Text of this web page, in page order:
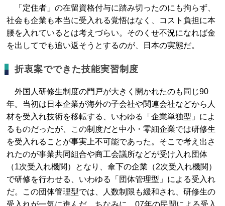
「定住者」の在留資格付与に踏み切ったのにも拘らず、
社会も企業も本当に受入れる覚悟はなく、コスト負担に本
腰を入れているとは考えづらい。そのくせ不況になれば金
を出してでも追い返そうとするのが、日本の実態だ。
折衷案でできた技能実習制度
外国人研修生制度の門戸が大きく開かれたのも同じ90
年。当初は日本企業が海外の子会社や関連会社などから人
材を受入れ技術を移転する、いわゆる「企業単独型」によ
るものだったが、この制度だと中小・零細企業では研修生
を受入れることが事実上不可能であった。そこで考え出さ
れたのが事業共同組合や商工会議所などが受け入れ団体
（1次受入れ機関）となり、傘下の企業（2次受入れ機関）
で研修を行わせる、いわゆる「団体管理型」による受入れ
だ。この団体管理型では、人数制限も緩和され、研修生の
受入れが一気に進んだ。ちなみに、07年の民間による受入